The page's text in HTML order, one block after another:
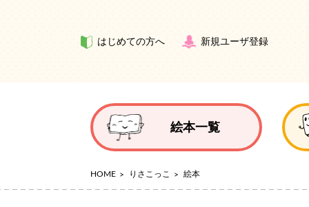
はじめての方へ 新規ユーザ登録
絵本一覧
HOME りさこっこ 絵本